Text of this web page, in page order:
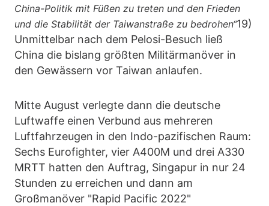
China-Politik mit Füßen zu treten und den Frieden
und die Stabilität der Taiwanstraße zu bedrohen“19)
Unmittelbar nach dem Pelosi-Besuch ließ
China die bislang größten Militärmanöver in
den Gewässern vor Taiwan anlaufen.
Mitte August verlegte dann die deutsche
Luftwaffe einen Verbund aus mehreren
Luftfahrzeugen in den Indo-pazifischen Raum:
Sechs Eurofighter, vier A400M und drei A330
MRTT hatten den Auftrag, Singapur in nur 24
Stunden zu erreichen und dann am
Großmanöver "Rapid Pacific 2022"